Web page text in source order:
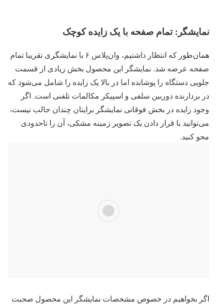
نمایشگر: تمام صفحه با یک زایده کوچک
همان‌طور که انتظار داشتیم، وان‌پلاس ۶ با نمایشگری تقریبا تمام
صفحه عرضه شد. نمایشگر این محصول بخش زیادی از قسمت
جلویی دستگاه را پوشانده اما در بالا یک زایده را شامل می‌شود که
در بردارنده دوربین سلفی و اسپیکر مکالمات تلفنی است. اگر
وجود زایده در بخش فوقانی نمایشگر برایتان چندان جالب نیست،
می‌توانید با قرار دادن یک تصویر زمینه مشکی، آن را تاحدودی
محو کنید.
اگر بخواهیم در خصوص مشخصات نمایشگر این محصول صحبت